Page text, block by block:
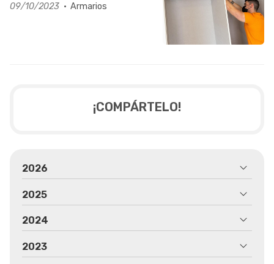
09/10/2023 Armarios
¡COMPÁRTELO!
2026
2025
2024
2023